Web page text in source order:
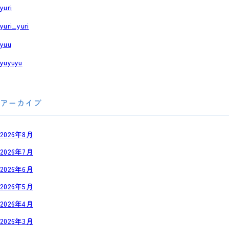
yuri
yuri_yuri
yuu
yuyuyu
アーカイブ
2026年8月
2026年7月
2026年6月
2026年5月
2026年4月
2026年3月